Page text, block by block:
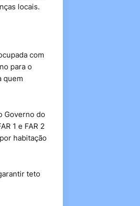
locais.
com
para o
quem
Governo do
1 e FAR 2
habitação
teto